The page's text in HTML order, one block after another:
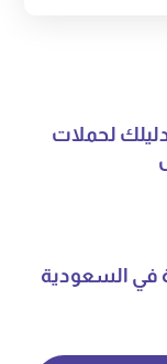
لحملات
في السعودية